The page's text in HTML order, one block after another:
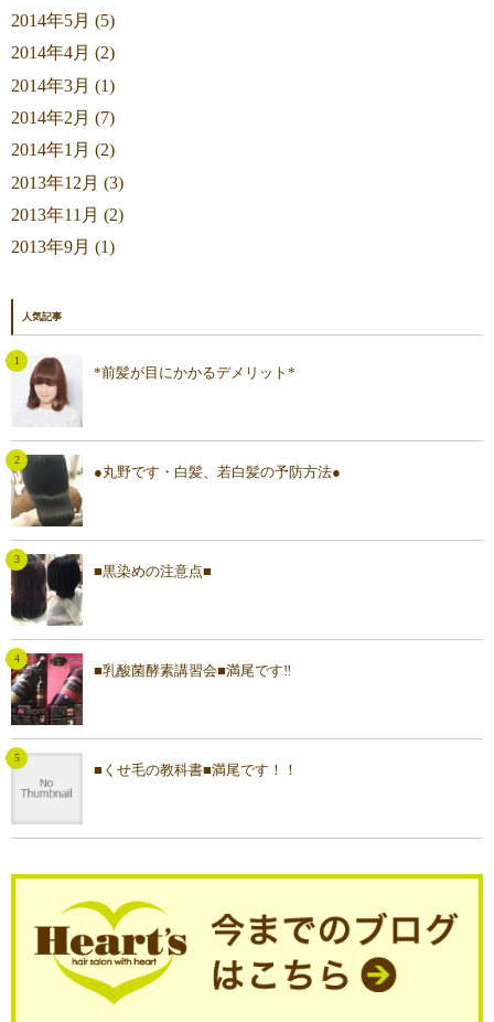
2014年5月 (5)
2014年4月 (2)
2014年3月 (1)
2014年2月 (7)
2014年1月 (2)
2013年12月 (3)
2013年11月 (2)
2013年9月 (1)
人気記事
*前髪が目にかかるデメリット*
●丸野です・白髪、若白髪の予防方法●
■黒染めの注意点■
■乳酸菌酵素講習会■満尾です‼︎
■くせ毛の教科書■満尾です！！